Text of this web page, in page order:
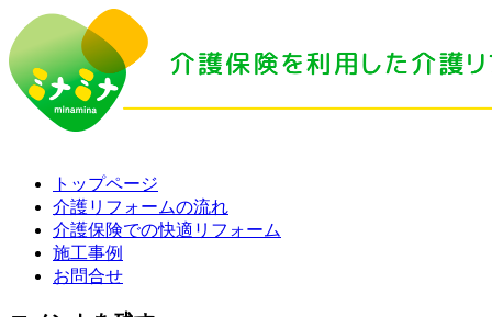
トップページ
介護リフォームの流れ
介護保険での快適リフォーム
施工事例
お問合せ